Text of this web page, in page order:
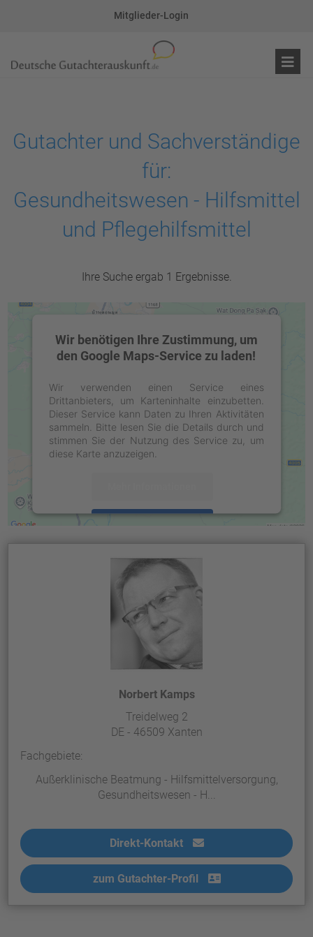
Mitglieder-Login
Gutachter und Sachverständige
für:
Gesundheitswesen - Hilfsmittel
und Pflegehilfsmittel
Ihre Suche ergab 1 Ergebnisse.
Wir benötigen Ihre Zustimmung, um
den Google Maps-Service zu laden!
Wir verwenden einen Service eines
Drittanbieters, um Karteninhalte einzubetten.
Dieser Service kann Daten zu Ihren Aktivitäten
sammeln. Bitte lesen Sie die Details durch und
stimmen Sie der Nutzung des Service zu, um
diese Karte anzuzeigen.
Management Platform&
Norbert Kamps
Treidelweg 2
DE - 46509 Xanten
Fachgebiete:
Außerklinische Beatmung - Hilfsmittelversorgung,
Gesundheitswesen - H...
Direkt-Kontakt
zum Gutachter-Profil